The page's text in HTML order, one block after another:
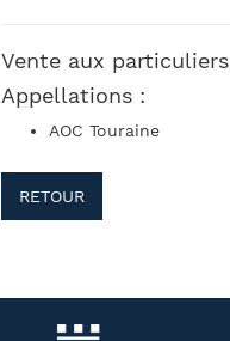
Vente aux particuliers
Appellations :
AOC Touraine
RETOUR